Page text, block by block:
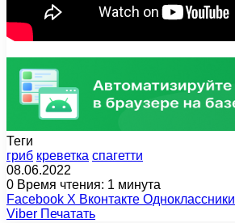
Теги
гриб креветка спагетти
08.06.2022
0 Время чтения: 1 минута
Facebook X Вконтакте Одноклассники
Viber Печатать